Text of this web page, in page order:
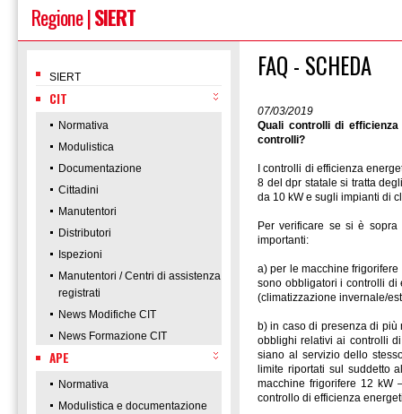
Regione|SIERT
SIERT
CIT
Normativa
Modulistica
Documentazione
Cittadini
Manutentori
Distributori
Ispezioni
Manutentori / Centri di assistenza
registrati
News Modifiche CIT
News Formazione CIT
APE
Normativa
Modulistica e documentazione
FAQ - SCHEDA
07/03/2019
Quali controlli di
controlli?
I controlli di efficienza
8 del dpr statale si tratta
da 10 kW e sugli impianti di
Per verificare se si è
importanti:
a) per le macchine
sono obbligatori i controlli di
(climatizzazione invernale/
b) in caso di presenza di più
obblighi relativi ai controlli
siano al servizio dello
limite riportati sul suddetto
macchine frigorifere 12 kW
controllo di efficienza